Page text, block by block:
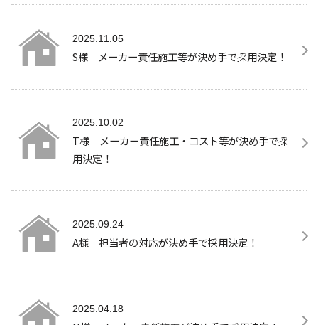
2025.11.05
S様 メーカー責任施工等が決め手で採用決定！
2025.10.02
T様 メーカー責任施工・コスト等が決め手で採
用決定！
2025.09.24
A様 担当者の対応が決め手で採用決定！
2025.04.18